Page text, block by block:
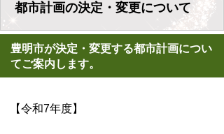
都市計画の決定・変更について
豊明市が決定・変更する都市計画につい
てご案内します。
【令和7年度】